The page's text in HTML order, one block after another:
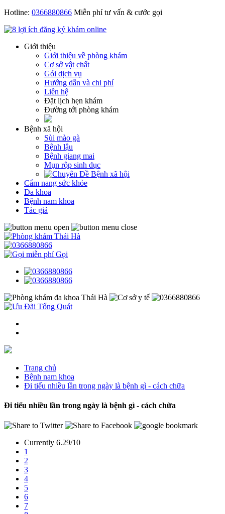
Hotline: 0366880866 Miễn phí tư vấn & cước gọi
Giới thiệu
Giới thiệu về phòng khám
Cơ sở vật chất
Gói dịch vụ
Hướng dẫn và chi phí
Liên hệ
Đặt lịch hẹn khám
Đường tới phòng khám
Bệnh xã hội
Sùi mào gà
Bệnh lậu
Bệnh giang mai
Mụn rộp sinh dục
Cẩm nang sức khỏe
Đa khoa
Bệnh nam khoa
Tác giả
Gọi
Trang chủ
Bệnh nam khoa
Đi tiểu nhiều lần trong ngày là bệnh gì - cách chữa
Đi tiểu nhiều lần trong ngày là bệnh gì - cách chữa
Currently 6.29/10
1
2
3
4
5
6
7